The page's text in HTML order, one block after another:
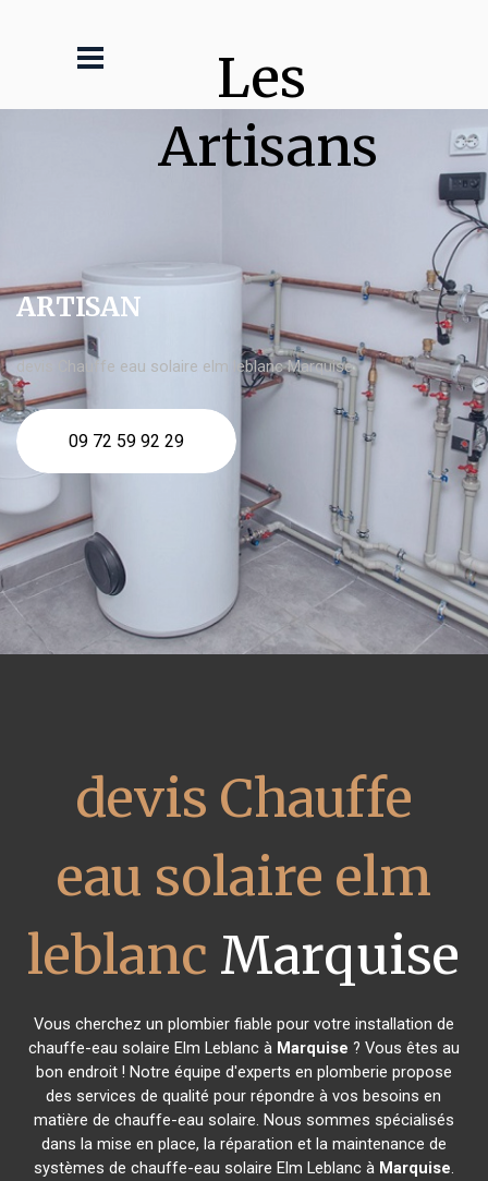
Les
Artisans
ARTISAN
devis Chauffe eau solaire elm leblanc Marquise
09 72 59 92 29
devis Chauffe
eau solaire elm
leblanc Marquise
Vous cherchez un plombier fiable pour votre installation de
chauffe-eau solaire Elm Leblanc à Marquise ? Vous êtes au
bon endroit ! Notre équipe d'experts en plomberie propose
des services de qualité pour répondre à vos besoins en
matière de chauffe-eau solaire. Nous sommes spécialisés
dans la mise en place, la réparation et la maintenance de
systèmes de chauffe-eau solaire Elm Leblanc à Marquise.